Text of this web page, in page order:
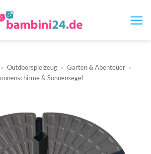
» Outdoorspielzeug » Garten & Abenteuer »
& Sonnensegel